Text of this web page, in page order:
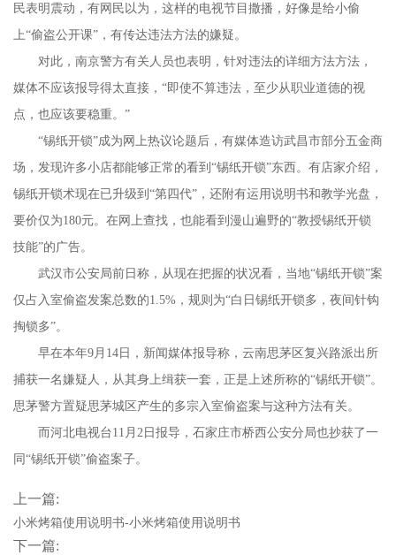
民表明震动，有网民以为，这样的电视节目撒播，好像是给小偷
上“偷盗公开课”，有传达违法方法的嫌疑。
对此，南京警方有关人员也表明，针对违法的详细方法方法，
媒体不应该报导得太直接，“即使不算违法，至少从职业道德的视
点，也应该要稳重。”
“锡纸开锁”成为网上热议论题后，有媒体造访武昌市部分五金商
场，发现许多小店都能够正常的看到“锡纸开锁”东西。有店家介绍，
锡纸开锁术现在已升级到“第四代”，还附有运用说明书和教学光盘，
要价仅为180元。在网上查找，也能看到漫山遍野的“教授锡纸开锁
技能”的广告。
武汉市公安局前日称，从现在把握的状况看，当地“锡纸开锁”案
仅占入室偷盗发案总数的1.5%，规则为“白日锡纸开锁多，夜间针钩
掏锁多”。
早在本年9月14日，新闻媒体报导称，云南思茅区复兴路派出所
捕获一名嫌疑人，从其身上缉获一套，正是上述所称的“锡纸开锁”。
思茅警方置疑思茅城区产生的多宗入室偷盗案与这种方法有关。
而河北电视台11月2日报导，石家庄市桥西公安分局也抄获了一
同“锡纸开锁”偷盗案子。
上一篇:
小米烤箱使用说明书-小米烤箱使用说明书
下一篇: